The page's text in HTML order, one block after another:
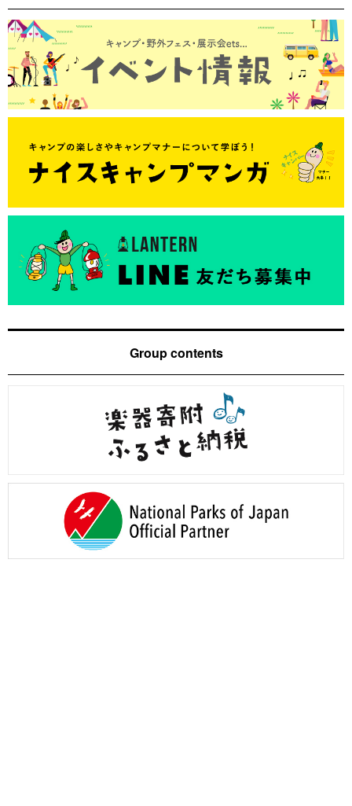
Group contents